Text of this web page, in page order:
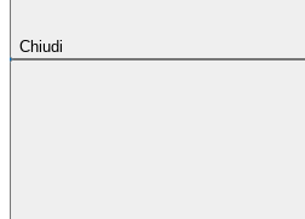
Chiudi